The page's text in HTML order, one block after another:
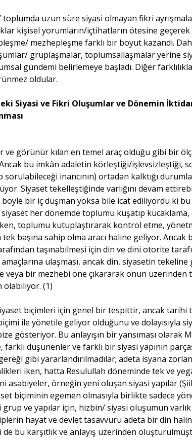
uzun süre siyasi olmayan fikri
kişisel yorumların/içtihatların ötesine
mezhepleşme farklı bir boyut kazandı.
gruplaşmalar, toplumsallaşmalar yerine
gündemi belirlemeye başladı. Diğer
oldular.
Siyasi ve Fikri Oluşumlar ve Dönemin
ve görünür kılan en temel araç olduğu gibi bir
Ancak bu imkân adaletin körleştiği/işlevsizleştiği,
inancının) ortadan kalktığı
Siyaset tekelleştiğinde varlığını devam
bir iç düşman yoksa bile icat ediliyordu ki
siyaset her dönemde toplumu kuşatıp kucaklama,
toplumu kutuplaştırarak kontrol etme,
başına sahip olma aracı haline geliyor. Ancak
taşınabilmesi için din ve dini otorite
ulaşması, ancak din, siyasetin
veya bir mezhebi öne çıkararak onun
olabiliyor. (1)
biçimleri için genel bir tespittir, ancak tarihi
ile yönetile geliyor olduğunu ve dolayısıyla
bize gösteriyor. Bu anlayışın bir yansıması
düşünenler ve farklı bir siyasi yapının
gibi yararlandırılmadılar; adeta isyana
iken, hatta Resulullah döneminde tek ve
asabiyeler, örneğin yeni oluşan siyasi yapılar
biçiminin egemen olmasıyla birlikte sadece
ve yapılar için, hizbin/ siyasi oluşumun varlık
hayat ve devlet tasavvuru adeta bir din
bu karşıtlık ve anlayış üzerinden